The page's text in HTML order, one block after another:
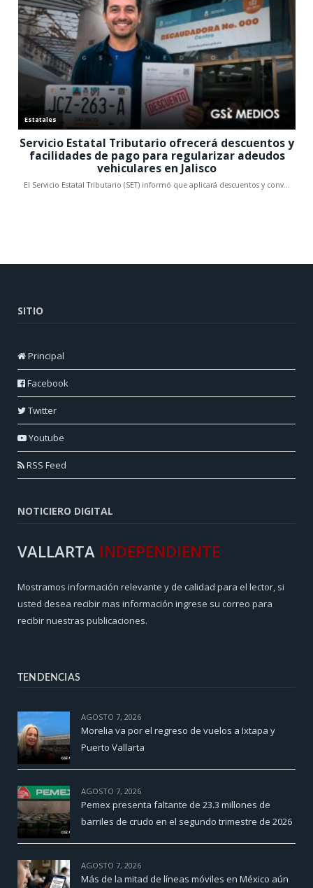
SITIO
Principal
Facebook
Twitter
Youtube
RSS Feed
NOTICIERO DIGITAL
VALLARTA INDEPENDIENTE
Mostramos información relevante y de calidad para el lector, si
usted desea recibir mas información ingrese su correo para
recibir nuestras publicaciones.
TENDENCIAS
AGOSTO 7, 2026
Morelia va por el regreso de vuelos a Ixtapa y
Puerto Vallarta
AGOSTO 7, 2026
Pemex presenta faltante de 23.3 millones de
barriles de crudo en el segundo trimestre de 2026
AGOSTO 7, 2026
Más de la mitad de líneas móviles en México aún